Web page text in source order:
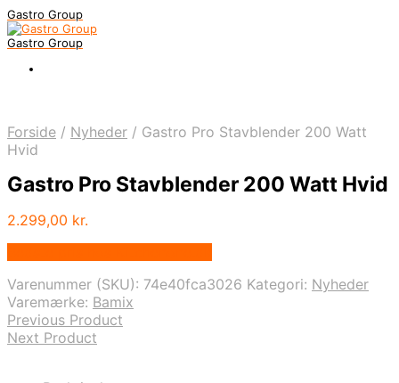
Gastro Group
Gastro Group
Forside / Nyheder / Gastro Pro Stavblender 200 Watt
Hvid
Gastro Pro Stavblender 200 Watt Hvid
2.299,00 kr.
Varenummer (SKU): 74e40fca3026 Kategori: Nyheder
Varemærke: Bamix
Previous Product
Next Product